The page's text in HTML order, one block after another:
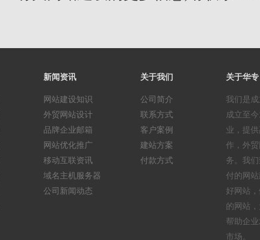
新闻资讯
网站建设知识
外贸网站设计
品牌企业邮箱
网站优化推广
移动互联资讯
域名主机服务器
公司新闻动态
关于我们
公司简介
联系方式
客户案例
建站方案
付款方式
关于华专
我们是
成立至
业，提
作，外
务。我
付的网
好网站
的网站
帮助企
市场。